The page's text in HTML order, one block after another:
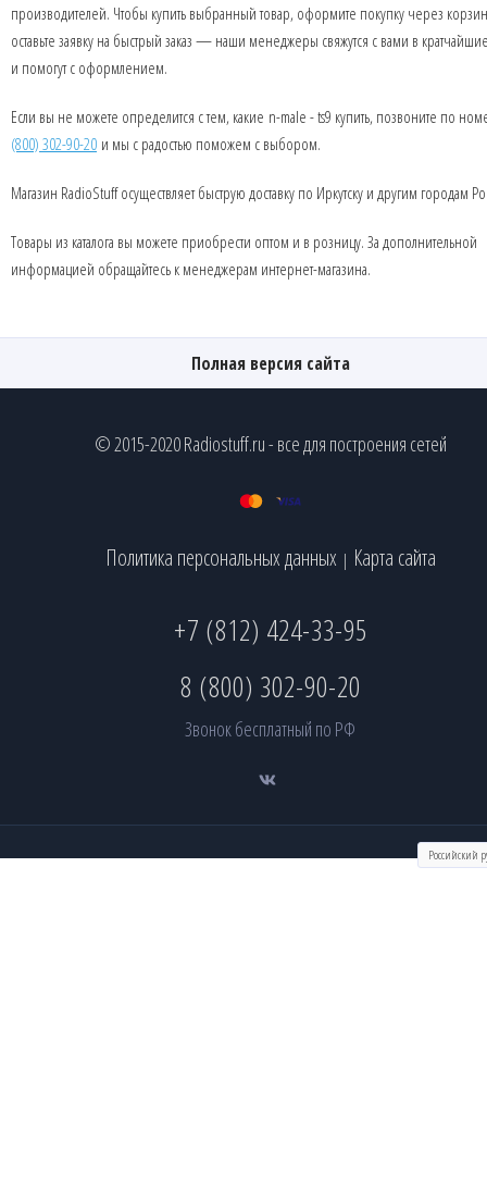
производителей. Чтобы купить выбранный товар, оформите покупку через
оставьте заявку на быстрый заказ — наши менеджеры свяжутся с вами в
и помогут с оформлением.
Если вы не можете определится с тем, какие n-male - ts9 купить, позвоните по
(800) 302-90-20 и мы с радостью поможем с выбором.
Магазин RadioStuff осуществляет быструю доставку по Иркутску и другим городам
Товары из каталога вы можете приобрести оптом и в розницу. За дополнительной
информацией обращайтесь к менеджерам интернет-магазина.
Полная версия сайта
© 2015-2020 Radiostuff.ru - все для построения сетей
Политика персональных данных | Карта сайта
+7 (812) 424-33-95
8 (800) 302-90-20
Звонок бесплатный по РФ